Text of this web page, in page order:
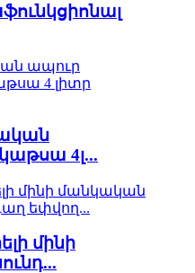
4լ...
մինի